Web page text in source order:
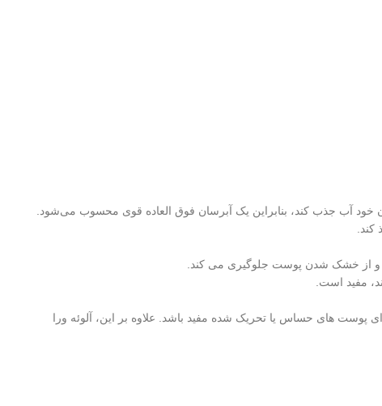
طبیعی است که به طور طبیعی در پوست ما وجود دارد و نقش کلیدی در حفظ رطوبت دارد. این ماده می‌تواند تا 1000 برابر وزن خود آب جذب کند، بنابراین یک آبرسان فوق‌ العاده قوی محسوب می‌شود.
و از خشک شدن پوست جلوگیری می‌ کند.
مفید است.
های حساس یا تحریک شده مفید باشد. علاوه بر این، آلوئه‌ ورا